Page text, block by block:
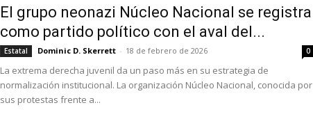
El grupo neonazi Núcleo Nacional se registra
como partido político con el aval del...
Estatal Dominic D. Skerrett - 18 de febrero de 2026 0
La extrema derecha juvenil da un paso más en su estrategia de
normalización institucional. La organización Núcleo Nacional, conocida por
sus protestas frente a...